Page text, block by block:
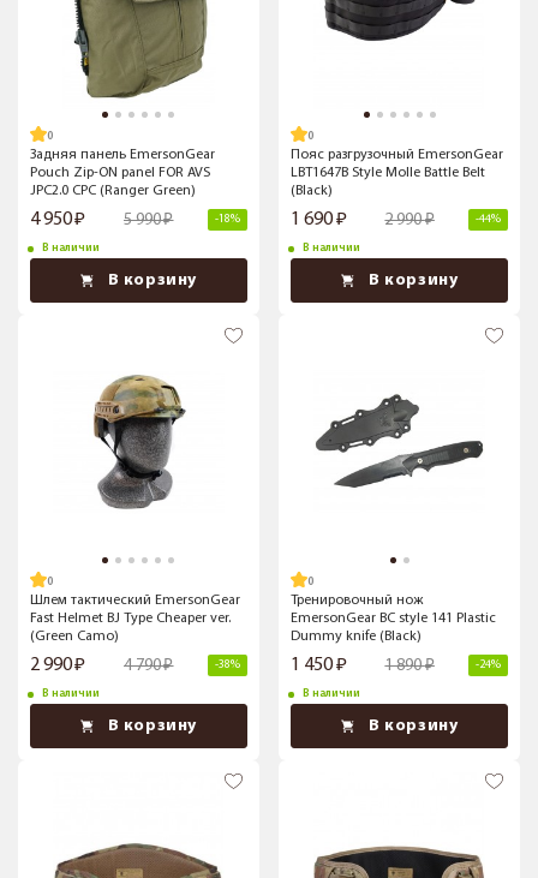
Задняя панель EmersonGear
Pouch Zip-ON panel FOR AVS
JPC2.0 CPC (Ranger Green)
4 950 5 990 -18%
В наличии
В корзину
Пояс разгрузочный EmersonGear
LBT1647B Style Molle Battle Belt
(Black)
1 690 2 990 -44%
В наличии
В корзину
Шлем тактический EmersonGear
Fast Helmet BJ Type Cheaper ver.
(Green Camo)
2 990 4 790 -38%
В наличии
В корзину
Тренировочный нож
EmersonGear BC style 141 Plastic
Dummy knife (Black)
1 450 1 890 -24%
В наличии
В корзину